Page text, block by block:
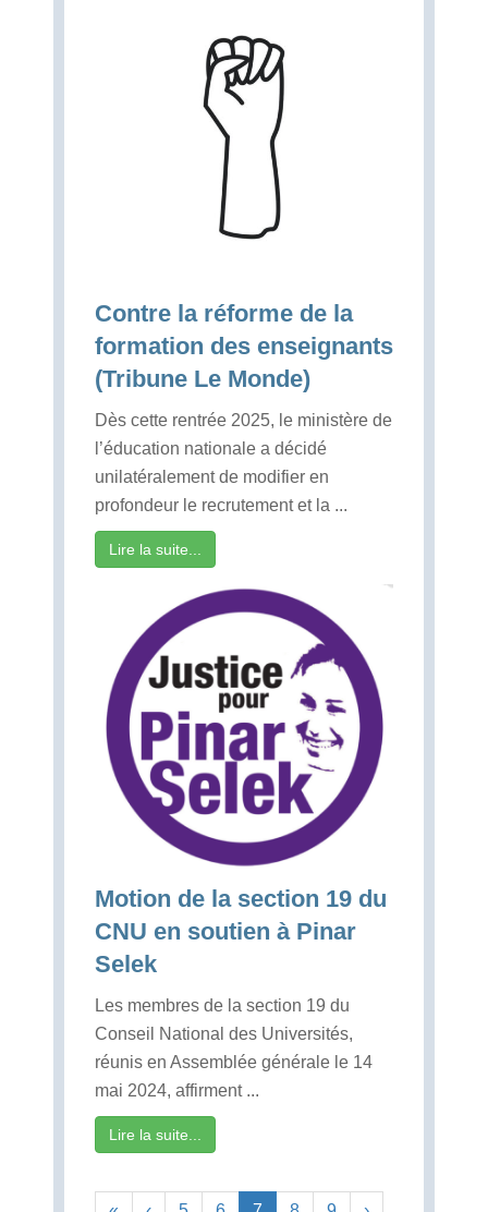
Contre la réforme de la
formation des enseignants
(Tribune Le Monde)
Dès cette rentrée 2025, le ministère de
l’éducation nationale a décidé
unilatéralement de modifier en
profondeur le recrutement et la ...
Lire la suite...
Motion de la section 19 du
CNU en soutien à Pinar
Selek
Les membres de la section 19 du
Conseil National des Universités,
réunis en Assemblée générale le 14
mai 2024, affirment ...
Lire la suite...